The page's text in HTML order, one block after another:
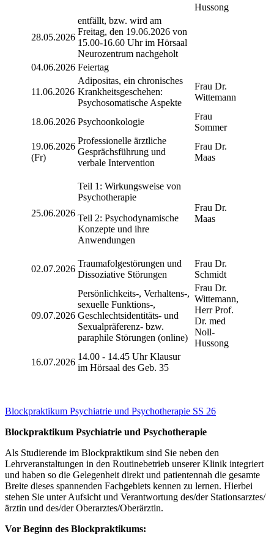
Hussong
28.05.2026
entfällt, bzw. wird am
Freitag, den 19.06.2026 von
15.00-16.60 Uhr im Hörsaal
Neurozentrum nachgeholt
04.06.2026 Feiertag
11.06.2026
Adipositas, ein chronisches
Krankheitsgeschehen:
Psychosomatische Aspekte
Frau Dr.
Wittemann
18.06.2026 Psychoonkologie
Frau
Sommer
19.06.2026
(Fr)
Professionelle ärztliche
Gesprächsführung und
verbale Intervention
Frau Dr.
Maas
25.06.2026
Teil 1: Wirkungsweise von
Psychotherapie
Teil 2: Psychodynamische
Konzepte und ihre
Anwendungen
Frau Dr.
Maas
02.07.2026
Traumafolgestörungen und
Dissoziative Störungen
Frau Dr.
Schmidt
09.07.2026
Persönlichkeits-, Verhaltens-,
sexuelle Funktions-,
Geschlechtsidentitäts- und
Sexualpräferenz- bzw.
paraphile Störungen (online)
Frau Dr.
Wittemann,
Herr Prof.
Dr. med
Noll-
Hussong
16.07.2026
14.00 - 14.45 Uhr Klausur
im Hörsaal des Geb. 35
Blockpraktikum Psychiatrie und Psychotherapie SS 26
Blockpraktikum Psychiatrie und Psychotherapie
Als Studierende im Blockpraktikum sind Sie neben den
Lehrveranstaltungen in den Routinebetrieb unserer Klinik integriert
und haben so die Gelegenheit direkt und patientennah die gesamte
Breite dieses spannenden Fachgebiets kennen zu lernen. Hierbei
stehen Sie unter Aufsicht und Verantwortung des/der Stationsarztes/
ärztin und des/der Oberarztes/Oberärztin.
Vor Beginn des Blockpraktikums: